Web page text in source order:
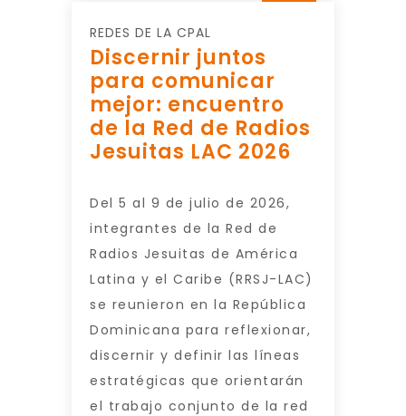
REDES DE LA CPAL
Discernir juntos
para comunicar
mejor: encuentro
de la Red de Radios
Jesuitas LAC 2026
Del 5 al 9 de julio de 2026,
integrantes de la Red de
Radios Jesuitas de América
Latina y el Caribe (RRSJ-LAC)
se reunieron en la República
Dominicana para reflexionar,
discernir y definir las líneas
estratégicas que orientarán
el trabajo conjunto de la red